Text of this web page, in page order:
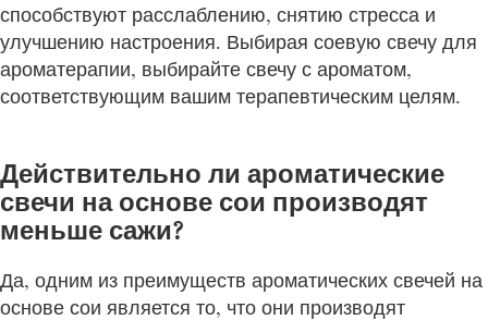
способствуют расслаблению, снятию стресса и
улучшению настроения. Выбирая соевую свечу для
ароматерапии, выбирайте свечу с ароматом,
соответствующим вашим терапевтическим целям.
Действительно ли ароматические
свечи на основе сои производят
меньше сажи?
Да, одним из преимуществ ароматических свечей на
основе сои является то, что они производят